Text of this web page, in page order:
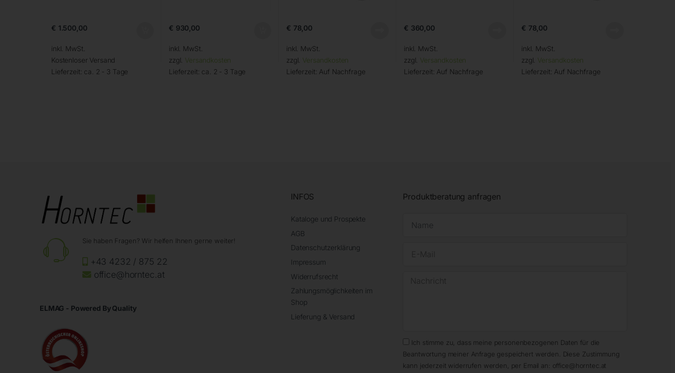
€ 1.500,00
inkl. MwSt.
Kostenloser Versand
Lieferzeit: ca. 2 - 3 Tage
€ 930,00
inkl. MwSt.
zzgl. Versandkosten
Lieferzeit: ca. 2 - 3 Tage
€ 78,00
inkl. MwSt.
zzgl. Versandkosten
Lieferzeit: Auf Nachfrage
€ 360,00
inkl. MwSt.
zzgl. Versandkosten
Lieferzeit: Auf Nachfrage
€ 78,00
inkl. MwSt.
zzgl. Versandkosten
Lieferzeit: Auf Nachfrage
Sie haben Fragen? Wir helfen Ihnen gerne weiter!
+43 4232 / 875 22
office@horntec.at
ELMAG - Powered By Quality
INFOS
Kataloge und Prospekte
AGB
Datenschutzerklärung
Impressum
Widerrufsrecht
Zahlungsmöglichkeiten im
Shop
Lieferung & Versand
Produktberatung anfragen
Ich stimme zu, dass meine personenbezogenen Daten für die
Beantwortung meiner Anfrage gespeichert werden. Diese Zustimmung
kann jederzeit widerrufen werden, per Email an: office@horntec.at